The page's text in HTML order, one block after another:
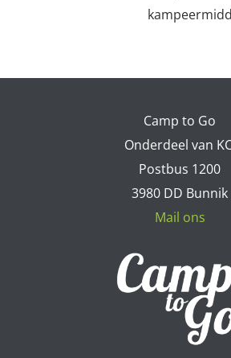
Camp to Go
Onderdeel van
Postbus 1200
3980 DD Bunnik
Mail ons